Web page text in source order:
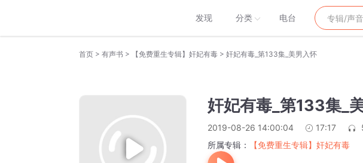
发现 分类 电台
首页 > 有声书 > 【免费重生专辑】奸妃有毒 > 奸妃有毒_第133集_美男入怀
奸妃有毒_第133集_
2019-08-26 14:00:04 17:17
所属专辑：
【免费重生专辑】奸妃有毒